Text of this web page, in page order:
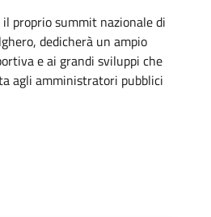
proprio summit nazionaledi
dedicherà un ampio
e ai grandi sviluppi che
agli amministratori pubblici